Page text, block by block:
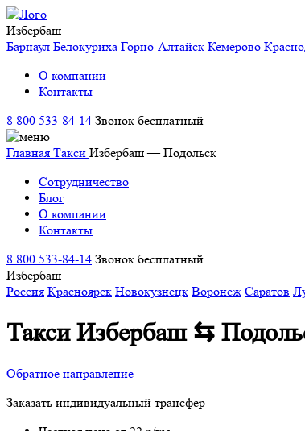
Избербаш
Барнаул Белокуриха Горно-Алтайск Кемерово
О компании
Контакты
8 800 533-84-14 Звонок бесплатный
Главная Такси Избербаш — Подольск
Сотрудничество
Блог
О компании
Контакты
8 800 533-84-14 Звонок бесплатный
Избербаш
Россия Красноярск Новокузнецк Воронеж Саратов
Такси Избербаш ⇆
Обратное направление
Заказать индивидуальный трансфер